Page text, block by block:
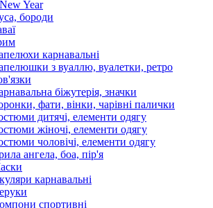
Year
бороди
карнавальні
з вуаллю, вуалетки, ретро
біжутерія, значки
фати, вінки, чарівні палички
дитячі, елементи одягу
жіночі, елементи одягу
чоловічі, елементи одягу
ангела, боа, пір'я
карнавальні
спортивні